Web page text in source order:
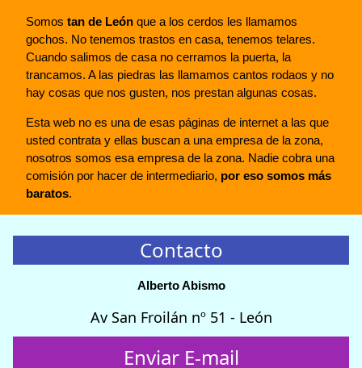
Somos tan de León que a los cerdos les llamamos
gochos. No tenemos trastos en casa, tenemos telares.
Cuando salimos de casa no cerramos la puerta, la
trancamos. A las piedras las llamamos cantos rodaos y no
hay cosas que nos gusten, nos prestan algunas cosas.
Esta web no es una de esas páginas de internet a las que
usted contrata y ellas buscan a una empresa de la zona,
nosotros somos esa empresa de la zona. Nadie cobra una
comisión por hacer de intermediario, por eso somos más
baratos.
Contacto
Alberto Abismo
Av San Froilán nº 51 - León
Enviar E-mail